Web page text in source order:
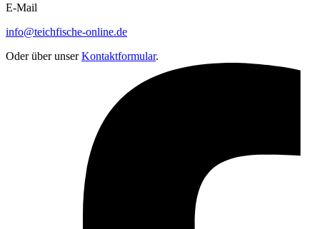
E-Mail
info@teichfische-online.de
Oder über unserKontaktformular.